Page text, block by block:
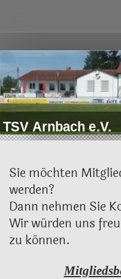
TSV Arnbach e.V.
Sie möchten
werden?
Dann nehmen Sie
Wir würden uns
zu können.